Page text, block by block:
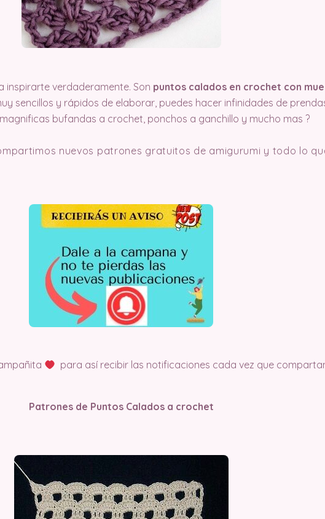
inspirarte verdaderamente. Son puntos calados en crochet con
sencillos y rápidos de elaborar, puedes hacer infinidades de
bufandas a crochet, ponchos a ganchillo y mucho mas ?
nuevos patrones gratuitos de amigurumi y todo lo
para así recibir las notificaciones cada vez que
Patrones de Puntos Calados a crochet